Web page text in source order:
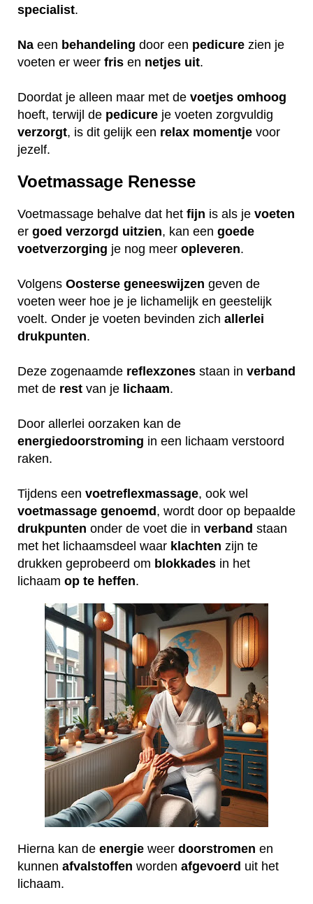
specialist.
Na een behandeling door een pedicure zien je
voeten er weer fris en netjes uit.
Doordat je alleen maar met de voetjes omhoog
hoeft, terwijl de pedicure je voeten zorgvuldig
verzorgt, is dit gelijk een relax momentje voor
jezelf.
Voetmassage Renesse
Voetmassage behalve dat het fijn is als je voeten
er goed verzorgd uitzien, kan een goede
voetverzorging je nog meer opleveren.
Volgens Oosterse geneeswijzen geven de
voeten weer hoe je je lichamelijk en geestelijk
voelt. Onder je voeten bevinden zich allerlei
drukpunten.
Deze zogenaamde reflexzones staan in verband
met de rest van je lichaam.
Door allerlei oorzaken kan de
energiedoorstroming in een lichaam verstoord
raken.
Tijdens een voetreflexmassage, ook wel
voetmassage genoemd , wordt door op bepaalde
drukpunten onder de voet die in verband staan
met het lichaamsdeel waar klachten zijn te
drukken geprobeerd om blokkades in het
lichaam op te heffen.
Hierna kan de energie weer doorstromen en
kunnen afvalstoffen worden afgevoerd uit het
lichaam.